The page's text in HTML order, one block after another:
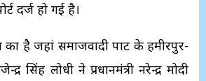
दर्ज हो गई है।
का है जहां समाजवादी पार्टी के हमीरपुर-
सिंह लोधी ने प्रधानमंत्री नरेन्द्र मोदी